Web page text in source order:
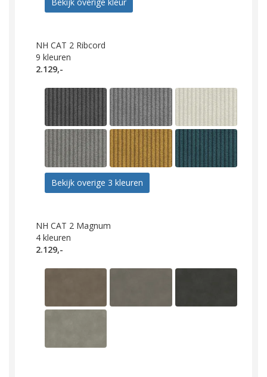
NH CAT 2 Ribcord
9 kleuren
2.129,-
Bekijk overige 3 kleuren
NH CAT 2 Magnum
4 kleuren
2.129,-